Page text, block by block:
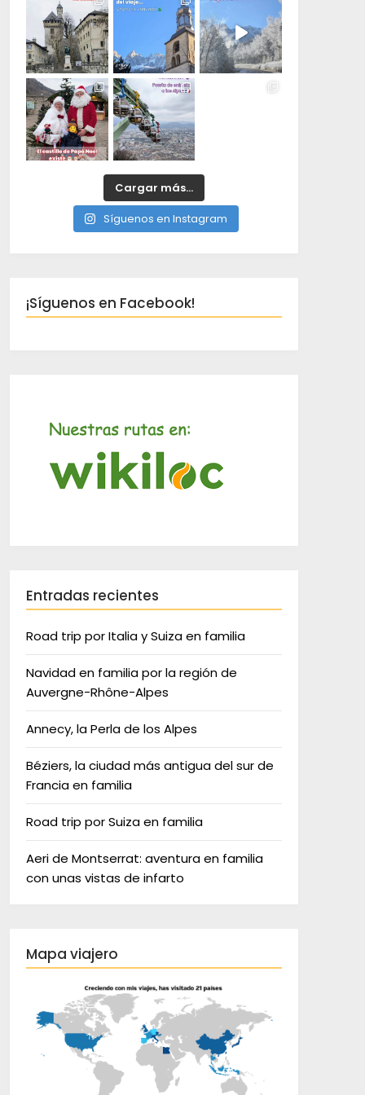
Cargar más...
Síguenos en Instagram
¡Síguenos en Facebook!
Entradas recientes
Road trip por Italia y Suiza en familia
Navidad en familia por la región de
Auvergne-Rhône-Alpes
Annecy, la Perla de los Alpes
Béziers, la ciudad más antigua del sur de
Francia en familia
Road trip por Suiza en familia
Aeri de Montserrat: aventura en familia
con unas vistas de infarto
Mapa viajero